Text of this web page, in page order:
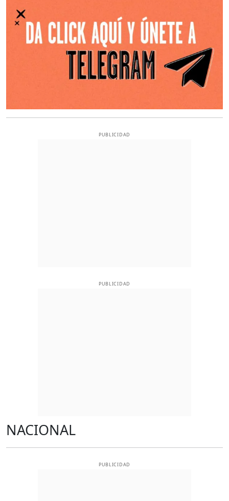
PUBLICIDAD
PUBLICIDAD
NACIONAL
PUBLICIDAD